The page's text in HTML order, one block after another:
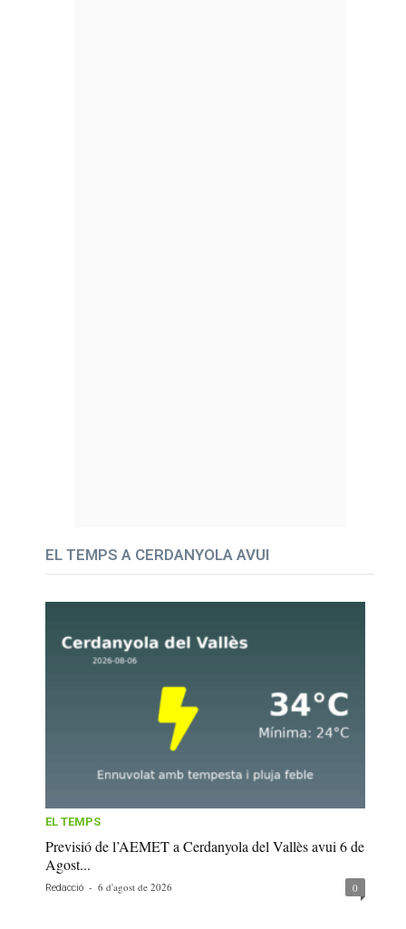
EL TEMPS A CERDANYOLA AVUI
EL TEMPS
Previsió de l’AEMET a Cerdanyola del Vallès avui 6 de
Agost...
Redacció - 6 d'agost de 2026 0